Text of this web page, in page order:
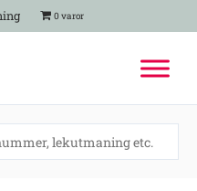
0 varor